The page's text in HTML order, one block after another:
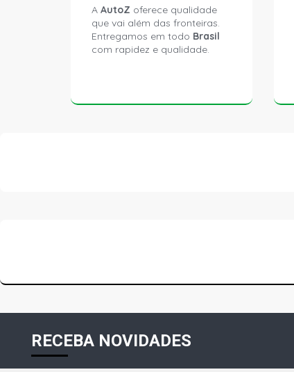
A AutoZ oferece qualidade
que vai além das fronteiras.
Entregamos em todo Brasil
com rapidez e qualidade.
RECEBA NOVIDADES